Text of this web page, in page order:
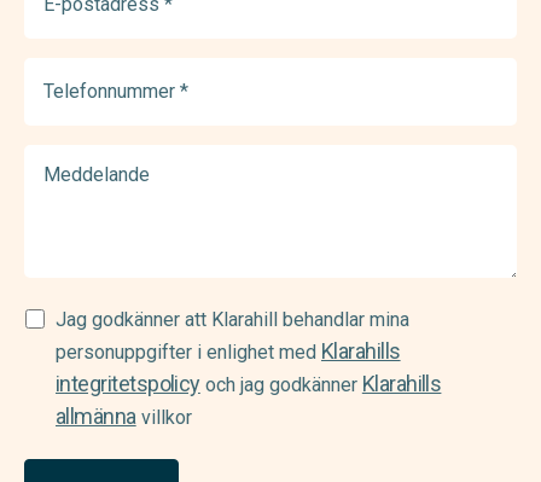
postadress
(Required)
Samtycke
(Required)
Jag godkänner att Klarahill behandlar mina
personuppgifter i enlighet med Klarahills
integritetspolicyoch jag godkänner Klarahills
allmännavillkor